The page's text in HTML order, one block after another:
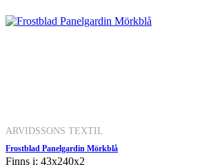
ARVIDSSONS TEXTIL
Frostblad Panelgardin Mörkblå
Finns i: 43x240x2